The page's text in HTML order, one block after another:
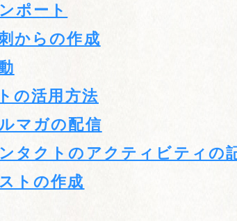
ポート
からの作成
の活用方法
マガの配信
タクトのアクティビティの
トの作成